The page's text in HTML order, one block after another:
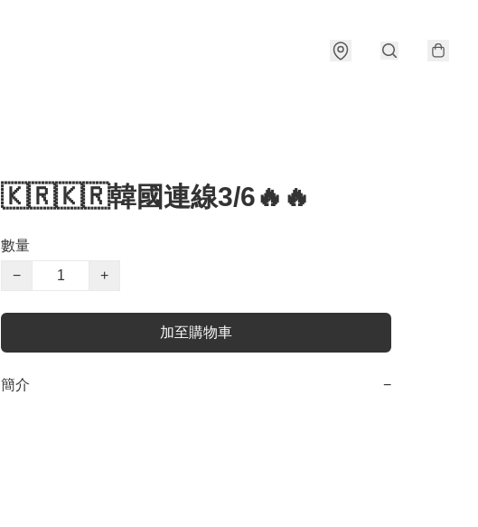
🇰🇷🇰🇷韓國連線3/6🔥🔥
數量
−
+
加至購物車
簡介 −